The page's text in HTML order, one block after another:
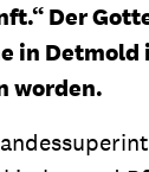
Der
in Detmold
worden.